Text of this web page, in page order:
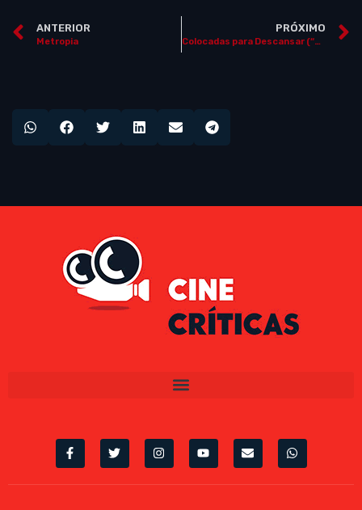
ANTERIOR
Metropia
PRÓXIMO
Colocadas para Descansar (“Laid to Rest”)